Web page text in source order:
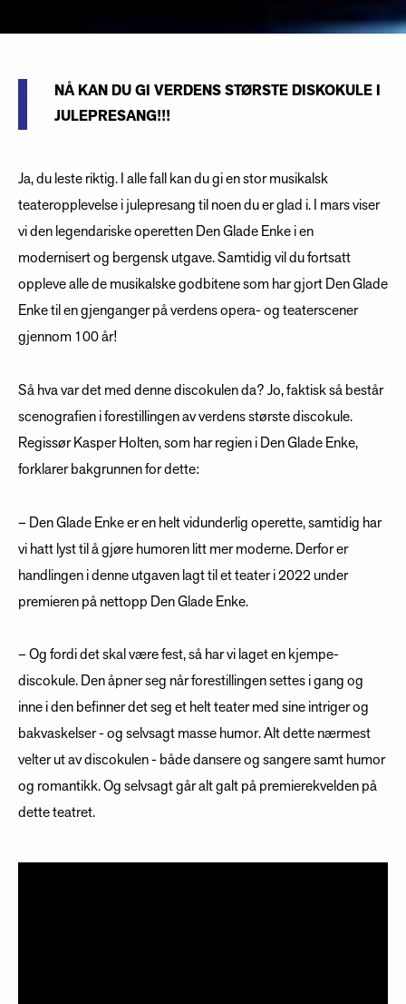
NÅ KAN DU GI VERDENS STØRSTE DISKOKULE I
JULEPRESANG!!!
Ja, du leste riktig. I alle fall kan du gi en stor musikalsk
teateropplevelse i julepresang til noen du er glad i. I mars viser
vi den legendariske operetten Den Glade Enke i en
modernisert og bergensk utgave. Samtidig vil du fortsatt
oppleve alle de musikalske godbitene som har gjort Den Glade
Enke til en gjenganger på verdens opera- og teaterscener
gjennom 100 år!
Så hva var det med denne discokulen da? Jo, faktisk så består
scenografien i forestillingen av verdens største discokule.
Regissør Kasper Holten, som har regien i Den Glade Enke,
forklarer bakgrunnen for dette:
– Den Glade Enke er en helt vidunderlig operette, samtidig har
vi hatt lyst til å gjøre humoren litt mer moderne. Derfor er
handlingen i denne utgaven lagt til et teater i 2022 under
premieren på nettopp Den Glade Enke.
– Og fordi det skal være fest, så har vi laget en kjempe-
discokule. Den åpner seg når forestillingen settes i gang og
inne i den befinner det seg et helt teater med sine intriger og
bakvaskelser - og selvsagt masse humor. Alt dette nærmest
velter ut av discokulen - både dansere og sangere samt humor
og romantikk. Og selvsagt går alt galt på premierekvelden på
dette teatret.